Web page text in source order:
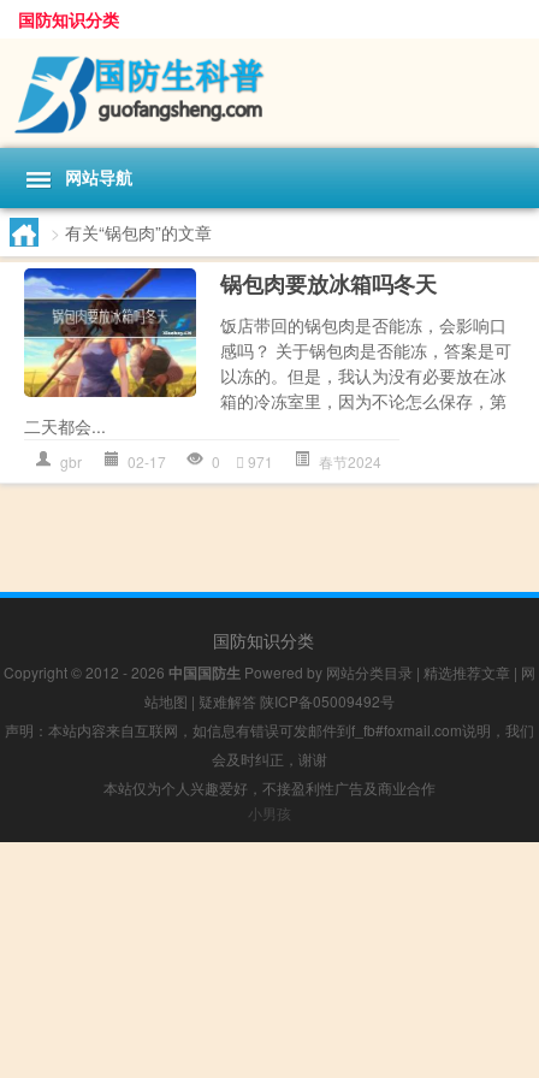
国防知识分类
网站导航
> 有关“锅包肉”的文章
锅包肉要放冰箱吗冬天
饭店带回的锅包肉是否能冻，会影响口
感吗？ 关于锅包肉是否能冻，答案是可
以冻的。但是，我认为没有必要放在冰
箱的冷冻室里，因为不论怎么保存，第
二天都会...
gbr 02-17 0 971 春节2024
国防知识分类
Copyright © 2012 - 2026 中国国防生 Powered by 网站分类目录 | 精选推荐文章 | 网
站地图 | 疑难解答 陕ICP备05009492号
声明：本站内容来自互联网，如信息有错误可发邮件到f_fb#foxmail.com说明，我们
会及时纠正，谢谢
本站仅为个人兴趣爱好，不接盈利性广告及商业合作
小男孩